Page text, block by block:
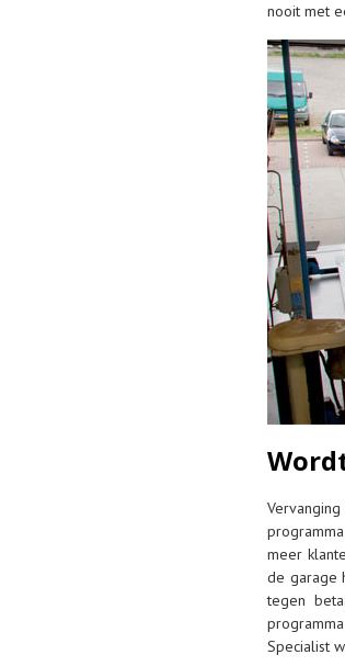
nooit met
meer
de garage
tegen
Specialist